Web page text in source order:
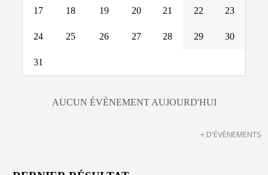
17 18 19 20 21 22 23
24 25 26 27 28 29 30
31
AUCUN ÉVÈNEMENT AUJOURD'HUI
+ D'ÉVÈNEMENTS